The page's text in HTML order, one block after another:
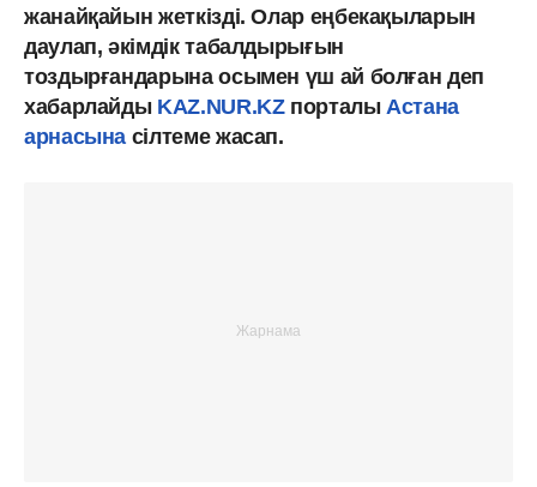
жанайқайын жеткізді. Олар еңбекақыларын
даулап, әкімдік табалдырығын
тоздырғандарына осымен үш ай болған деп
хабарлайды KAZ.NUR.KZпорталы Астана
арнасына сілтеме жасап.